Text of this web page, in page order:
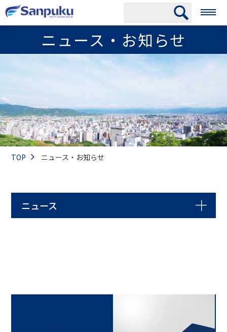
ニュース・お知らせ
TOP ニュース・お知らせ
ニュース